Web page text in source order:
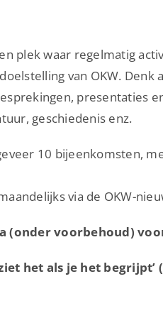
plek waar regelmatig
van OKW. Denk
presentaties
geschiedenis enz.
10 bijeenkomsten,
via de OKW-
(onder voorbehoud)
ziet het als je het